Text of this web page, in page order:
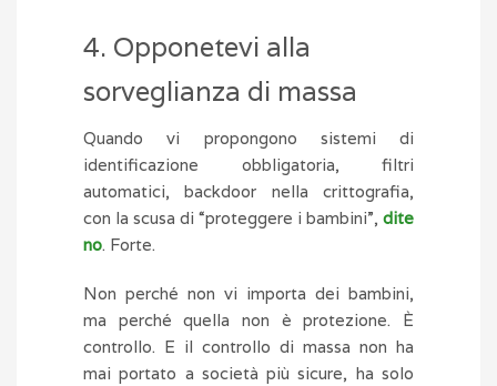
4. Opponetevi alla
sorveglianza di massa
Quando vi propongono sistemi di
identificazione obbligatoria, filtri
automatici, backdoor nella crittografia,
con la scusa di “proteggere i bambini”, dite
no. Forte.
Non perché non vi importa dei bambini,
ma perché quella non è protezione. È
controllo. E il controllo di massa non ha
mai portato a società più sicure, ha solo